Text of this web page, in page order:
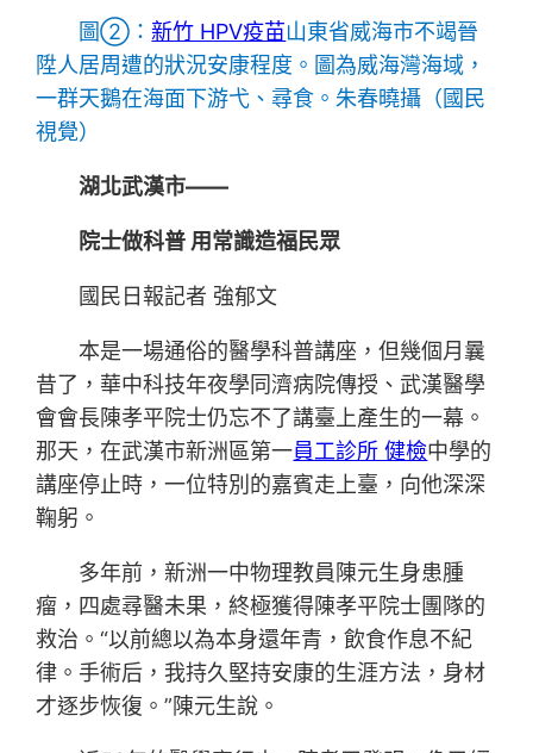
圖②：新竹 HPV疫苗山東省威海市不竭晉
陞人居周遭的狀況安康程度。圖為威海灣海域，
一群天鵝在海面下游弋、尋食。朱春曉攝（國民
視覺）
湖北武漢市——
院士做科普 用常識造福民眾
國民日報記者 強郁文
本是一場通俗的醫學科普講座，但幾個月曩
昔了，華中科技年夜學同濟病院傳授、武漢醫學
會會長陳孝平院士仍忘不了講臺上產生的一幕。
那天，在武漢市新洲區第一員工診所 健檢中學的
講座停止時，一位特別的嘉賓走上臺，向他深深
鞠躬。
多年前，新洲一中物理教員陳元生身患腫
瘤，四處尋醫未果，終極獲得陳孝平院士團隊的
救治。“以前總以為本身還年青，飲食作息不紀
律。手術后，我持久堅持安康的生涯方法，身材
才逐步恢復。”陳元生說。